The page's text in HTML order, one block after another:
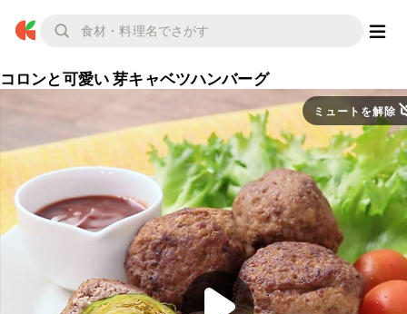
コロンと可愛い 芽キャベツハンバーグ
ミュートを解除